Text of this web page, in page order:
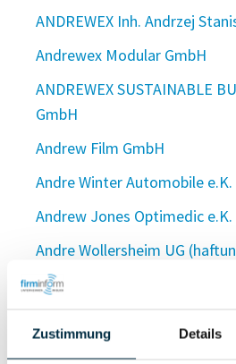
Zustimmung Details
ANDREWEX Inh. Andrzej
Andrewex Modular GmbH
ANDREWEX SUSTAINABLE
GmbH
Andrew Film GmbH
Andre Winter Automobile e.K.
Andrew Jones Optimedic e.K.
Andre Wollersheim UG
Andrew Payne Entwicklungs-
Andrew Pike